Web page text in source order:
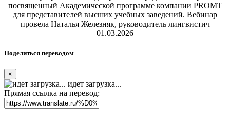
посвященный Академической программе компании PROMT
для представителей высших учебных заведений. Вебинар
провела Наталья Железняк, руководитель лингвистич
01.03.2026
Поделиться переводом
×
идет загрузка...
Прямая ссылка на перевод: